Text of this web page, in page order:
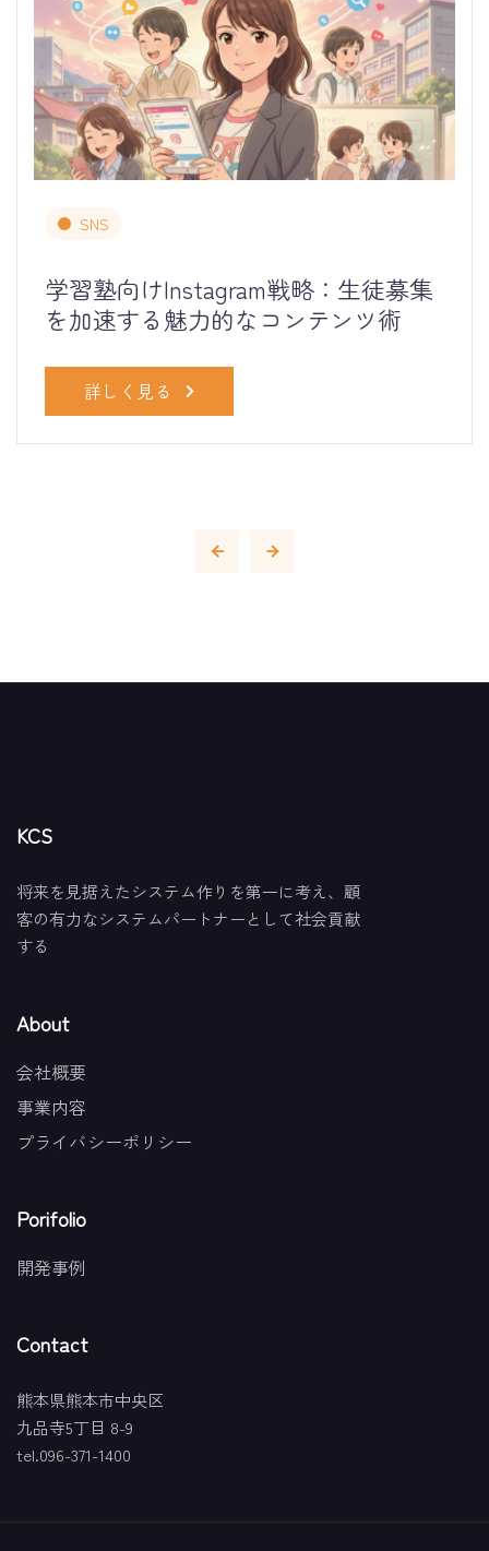
SNS
学習塾向けInstagram戦略：生徒募集
を加速する魅力的なコンテンツ術
詳しく見る
KCS
将来を見据えたシステム作りを第一に考え、顧
客の有力なシステムパートナーとして社会貢献
する
About
会社概要
事業内容
プライバシーポリシー
Porifolio
開発事例
Contact
熊本県熊本市中央区
九品寺5丁目 8-9
tel.096-371-1400